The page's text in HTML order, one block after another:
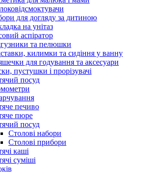
для догляду за дитиною
на унітаз
аспіратор
та пелюшки
килимки та сидіння у ванну
для годування та аксесуари
пустушки і прорізувачі
посуд
печиво
пюре
посуд
Столові набори
Столові прибори
каші
суміші